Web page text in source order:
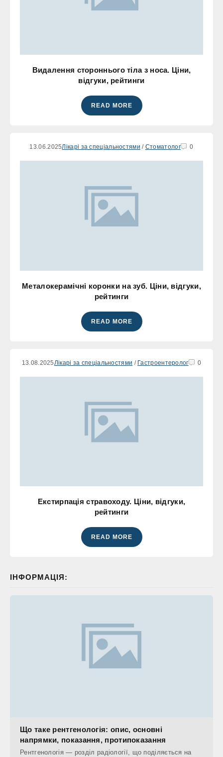
Видалення стороннього тіла з носа. Ціни,
відгуки, рейтинги
READ MORE
13.06.2025Лікарі за спеціальностями / Стоматолог 0
Металокерамічні коронки на зуб. Ціни, відгуки,
рейтинги
READ MORE
13.08.2025 Лікарі за спеціальностями / Гастроентеролог 0
Екстирпація стравоходу. Ціни, відгуки,
рейтинги
READ MORE
ІНФОРМАЦІЯ:
Що таке рентгенологія: опис, основні
напрямки, показання, протипоказання
Рентгенологія — розділ радіології, що поділяється на